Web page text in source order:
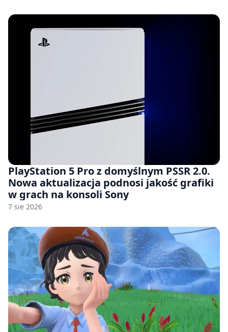
PlayStation 5 Pro z domyślnym PSSR 2.0.
Nowa aktualizacja podnosi jakość grafiki
w grach na konsoli Sony
7 sie 2026